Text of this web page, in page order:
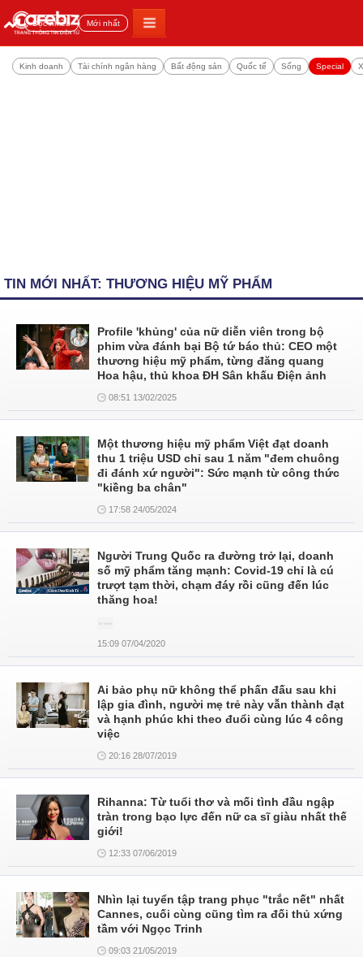
Đọc nhiều Mới nhất
Kinh doanh Tài chính ngân hàng Bất động sản Quốc tế Sống Special
TIN MỚI NHẤT: THƯƠNG HIỆU MỸ PHẨM
Profile 'khủng' của nữ diễn viên trong bộ
phim vừa đánh bại Bộ tứ báo thủ: CEO một
thương hiệu mỹ phẩm, từng đăng quang
Hoa hậu, thủ khoa ĐH Sân khấu Điện ảnh
08:51 13/02/2025
Một thương hiệu mỹ phẩm Việt đạt doanh
thu 1 triệu USD chỉ sau 1 năm "đem chuông
đi đánh xứ người": Sức mạnh từ công thức
"kiềng ba chân"
17:58 24/05/2024
Người Trung Quốc ra đường trở lại, doanh
số mỹ phẩm tăng mạnh: Covid-19 chỉ là cú
trượt tạm thời, chạm đáy rồi cũng đến lúc
thăng hoa!
15:09 07/04/2020
Ai bảo phụ nữ không thể phấn đấu sau khi
lập gia đình, người mẹ trẻ này vẫn thành đạt
và hạnh phúc khi theo đuổi cùng lúc 4 công
việc
20:16 28/07/2019
Rihanna: Từ tuổi thơ và mối tình đầu ngập
tràn trong bạo lực đến nữ ca sĩ giàu nhất thế
giới!
12:33 07/06/2019
Nhìn lại tuyển tập trang phục "trắc nết" nhất
Cannes, cuối cùng cũng tìm ra đối thủ xứng
tầm với Ngọc Trinh
09:03 21/05/2019